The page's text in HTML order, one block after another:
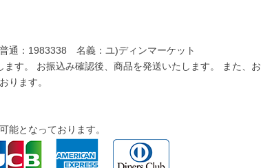
：1983338 名義：ユ)ディンマーケット
す。 お振込み確認後、商品を発送いたします。 また、お
ります。
能となっております。